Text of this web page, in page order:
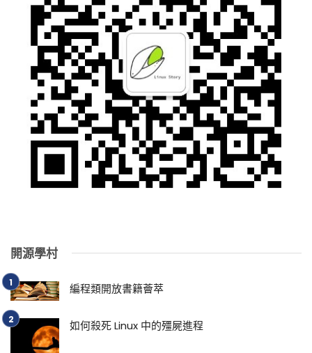
開源學村
編程類開放書籍薈萃
如何殺死 Linux 中的殭屍進程